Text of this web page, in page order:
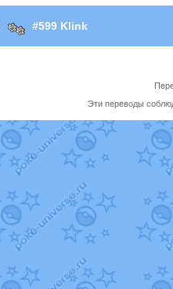
#599 Klink
Эти переводы